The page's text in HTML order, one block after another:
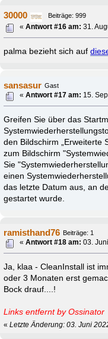
30000
Beiträge: 999
«Antwort #16 am: 31.
palma bezieht sich auf
sansasur Gast
«Antwort #17 am: 15.
Greifen Sie über das
den Bildschirm „Erweiterte
zum Bildschirm
Sie
einen
das letzte Datum aus, an
gestartet wurde.
ramisthand76 Beiträge: 1
«Antwort #18 am: 03.
Ja, klaa - CleanInstall ist
oder 3 Monaten erst
Bock drauf....!
Links entfernt by Ossinator
«Letzte Änderung: 03. Juni